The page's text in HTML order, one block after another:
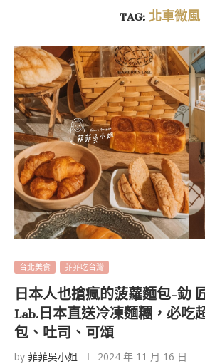
TAG:北車微風
台北美食 菲菲吃台灣
日本人也搶瘋的菠蘿麵包-釛
Lab.日本直送冷凍麵糰，必吃
包、吐司、可頌
by 菲菲吳小姐 2024 年 11 月 16 日